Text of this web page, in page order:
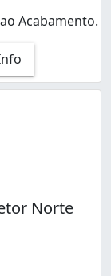
Acabamento.
Norte